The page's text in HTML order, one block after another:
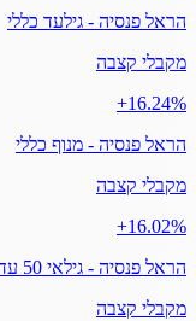
הראל פנסיה - גילעד כללי
מקבלי קצבה
‎+16.24%
הראל פנסיה - מנוף כללי
מקבלי קצבה
‎+16.02%
הראל פנסיה - גילאי 50 עד 60
מקבלי קצבה